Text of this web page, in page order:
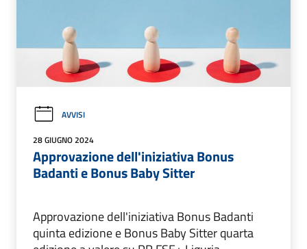
AVVISI
28 GIUGNO 2024
Approvazione dell'iniziativa Bonus
Badanti e Bonus Baby Sitter
Approvazione dell'iniziativa Bonus Badanti
quinta edizione e Bonus Baby Sitter quarta